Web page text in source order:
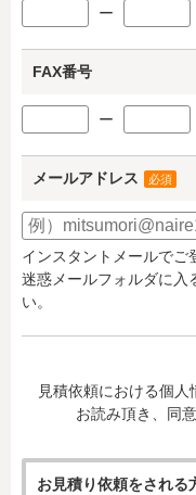
ー
FAX番号
ー
メールアドレス 必須
インスタントメールでご
迷惑メールフォルダに入
い。
見積依頼における個
お読み頂き、同
お見積り依頼をされる